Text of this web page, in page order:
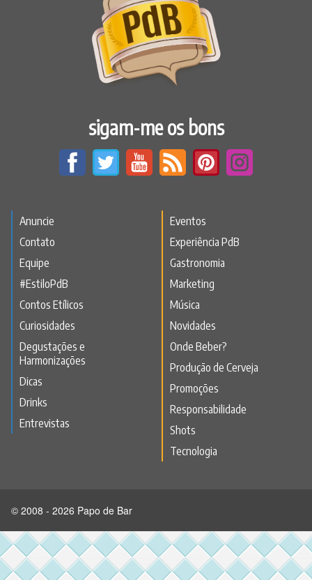
sigam-me os bons
Anuncie
Contato
Equipe
#EstiloPdB
Contos Etílicos
Curiosidades
Degustações e
Harmonizações
Dicas
Drinks
Entrevistas
Eventos
Experiência PdB
Gastronomia
Marketing
Música
Novidades
Onde Beber?
Produção de Cerveja
Promoções
Responsabilidade
Shots
Tecnologia
© 2008 - 2026 Papo de Bar